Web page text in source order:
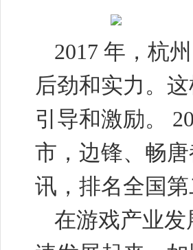
2017 年，杭州
后劲和实力。
引导和激励。
市，边锋、畅
讯，排名全国
在游戏产业